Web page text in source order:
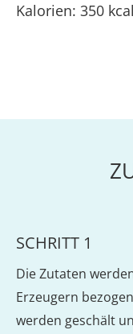
Kalorien: 350 kcal
SCHRITT 1
Die Zutaten
Erzeugern
werden geschält